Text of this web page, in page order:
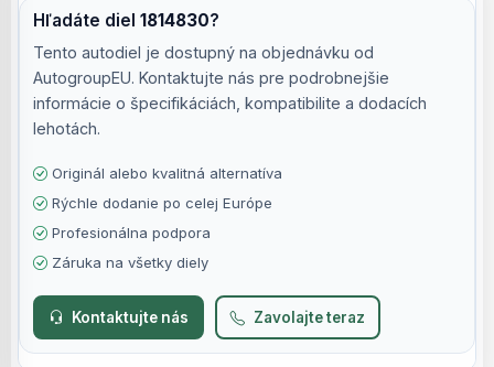
Hľadáte diel1814830?
Tento autodiel je dostupný na objednávku od
AutogroupEU. Kontaktujte nás pre podrobnejšie
informácie o špecifikáciách, kompatibilite a dodacích
lehotách.
Originál alebo kvalitná alternatíva
Rýchle dodanie po celej Európe
Profesionálna podpora
Záruka na všetky diely
Kontaktujte nás Zavolajte teraz